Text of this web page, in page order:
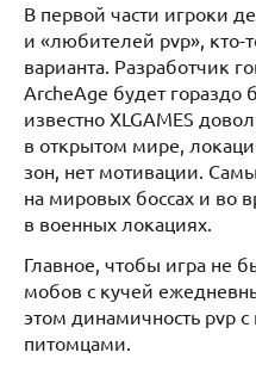
В первой части игроки
и «любителей pvp», кто-
варианта. Разработчик
ArcheAge будет гораздо
известно XLGAMES
в открытом мире,
зон, нет мотивации.
на мировых боссах и во
в военных локациях.
Главное, чтобы игра не
мобов с кучей
этом динамичность pvp
питомцами.